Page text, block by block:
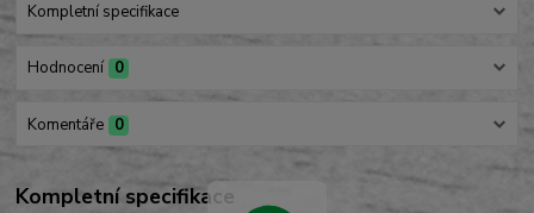
Kompletní specifikace
Hodnocení 0
Komentáře 0
Kompletní specifikace